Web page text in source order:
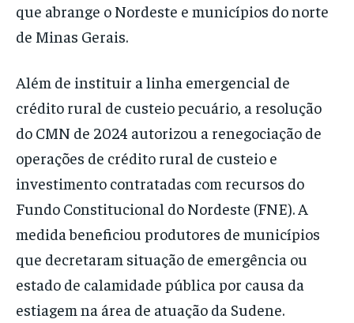
que abrange o Nordeste e municípios do norte
de Minas Gerais.
Além de instituir a linha emergencial de
crédito rural de custeio pecuário, a resolução
do CMN de 2024 autorizou a renegociação de
operações de crédito rural de custeio e
investimento contratadas com recursos do
Fundo Constitucional do Nordeste (FNE). A
medida beneficiou produtores de municípios
que decretaram situação de emergência ou
estado de calamidade pública por causa da
estiagem na área de atuação da Sudene.